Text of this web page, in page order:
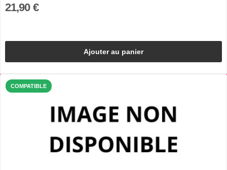
21,90 €
Ajouter au panier
COMPATIBLE